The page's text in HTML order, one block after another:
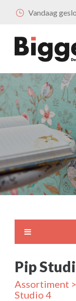
Vandaag
Pip
Assortiment >
Studio 4